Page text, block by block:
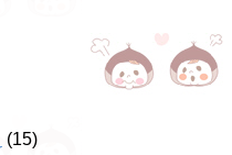
(15)